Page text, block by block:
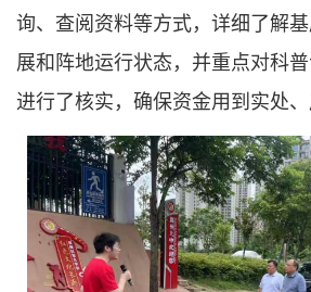
询、查阅资料等方式，详细了解
展和阵地运行状态，并重点对科
进行了核实，确保资金用到实处、